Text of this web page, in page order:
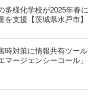
多様化学校が2025年春
を支援【茨城県水戸市】
時対策に情報共有ツー
マージェンシーコール